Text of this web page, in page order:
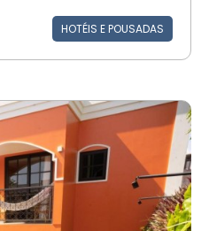
HOTÉIS E POUSADAS